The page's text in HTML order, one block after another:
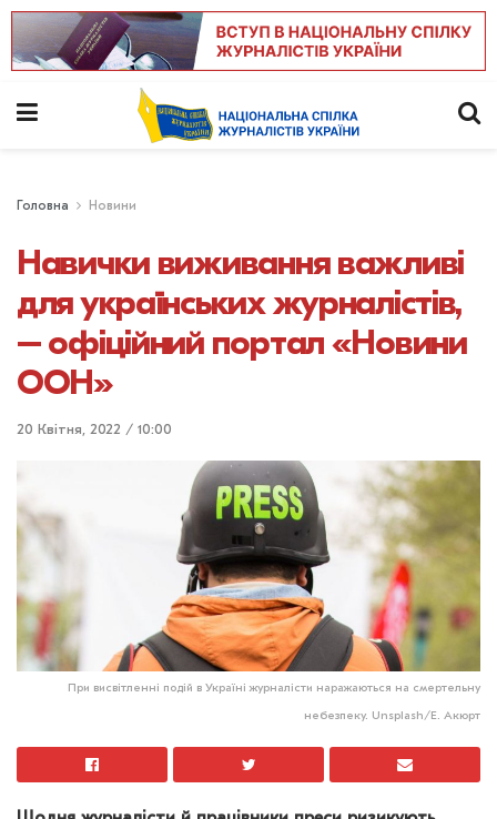
Головна Новини
Навички виживання важливі
для українських журналістів,
– офіційний портал «Новини
ООН»
20 Квітня, 2022 / 10:00
При висвітленні подій в Україні журналісти наражаються на смертельну
небезпеку. Unsplash/Е. Акюрт